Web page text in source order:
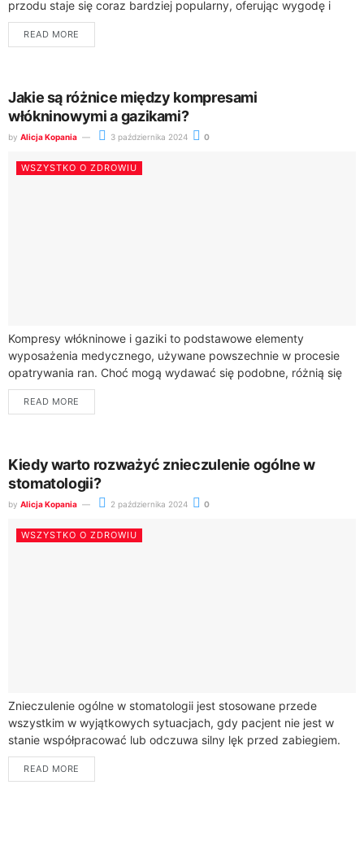
przodu staje się coraz bardziej popularny, oferując wygodę i
funkcjonalność, których oczekują kobiety na...
READ MORE
Jakie są różnice między kompresami
włókninowymi a gazikami?
by Alicja Kopania 3 października 2024 0
WSZYSTKO O ZDROWIU
Kompresy włókninowe i gaziki to podstawowe elementy
wyposażenia medycznego, używane powszechnie w procesie
opatrywania ran. Choć mogą wydawać się podobne, różnią się
materiałem, sposobem użycia oraz specyficznymi
właściwościami. Zrozumienie tych...
READ MORE
Kiedy warto rozważyć znieczulenie ogólne w
stomatologii?
by Alicja Kopania 2 października 2024 0
WSZYSTKO O ZDROWIU
Znieczulenie ogólne w stomatologii jest stosowane przede
wszystkim w wyjątkowych sytuacjach, gdy pacjent nie jest w
stanie współpracować lub odczuwa silny lęk przed zabiegiem.
Choć najczęściej stosuje się znieczulenie miejscowe,...
READ MORE